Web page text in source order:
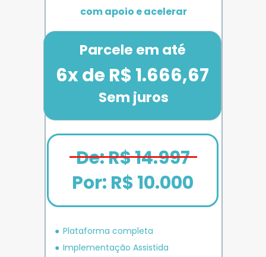
Parcele em até
Plataforma completa
Implementação Assistida
6x de R$ 1.666,67
Sem juros
com apoio e acelerar
De: R$ 14.997
Por: R$ 10.000